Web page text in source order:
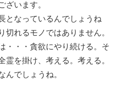
ざいます。
となっているんでしょうね
切れるモノではありません。
・・・貪欲にやり続ける。そ
霊を掛け、考える。考える。
んでしょうね。